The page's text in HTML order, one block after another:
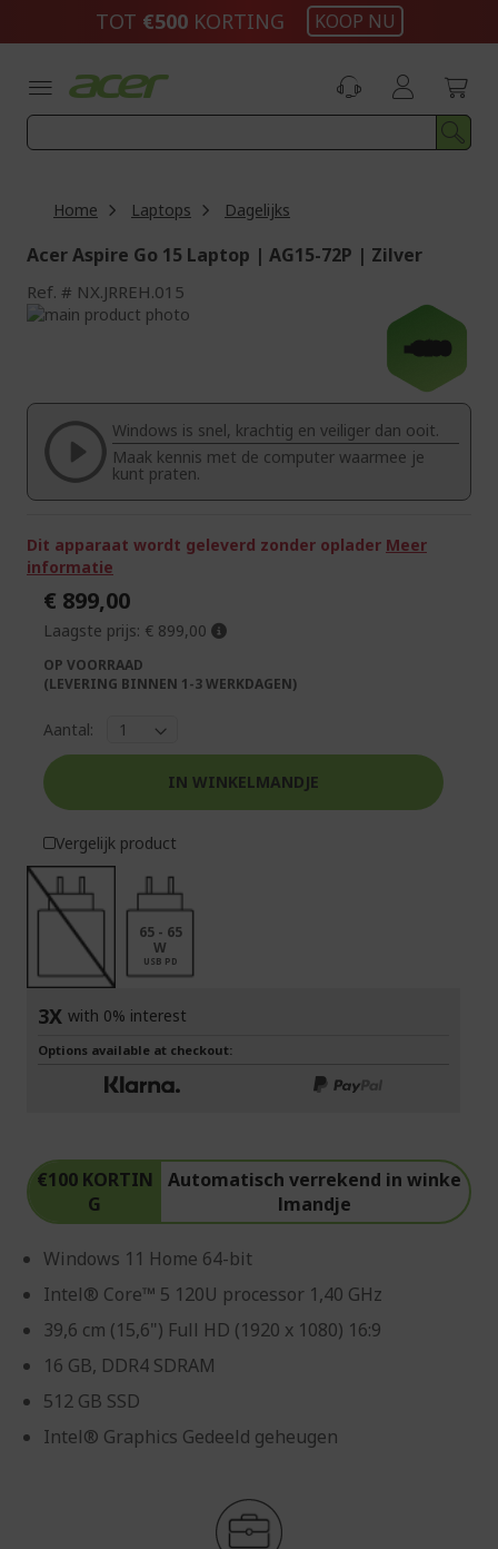
inhoud
TOT €500KORTING KOOP NU
Home Laptops Dagelijks
Acer Aspire Go 15 Laptop | AG15-72P | Zilver
Ref. NX.JRREH.015
Ga
van
afbeeldingen-
gallerij
-€100
begin
afbeeldingen-
gallerij
Windows is snel, krachtig en veiliger dan ooit.
Maak kennis met de computer waarmee je
kunt praten.
€100 KORTIN
G
Automatisch verrekend in winke
lmandje
Windows 11 Home 64-bit
Intel® Core™ 5 120U processor 1,40 GHz
39,6 cm (15,6") Full HD (1920 x 1080) 16:9
16 GB, DDR4 SDRAM
512 GB SSD
Intel® Graphics Gedeeld geheugen
€ 899,00
Laagste prijs: € 899,00
OP VOORRAAD
(LEVERING BINNEN 1-3 WERKDAGEN)
Aantal:
IN WINKELMANDJE
Vergelijk product
65 - 65
W
USB PD
Dit apparaat wordt geleverd zonder oplader Meer
informatie
3X with 0% interest
Options available at checkout: